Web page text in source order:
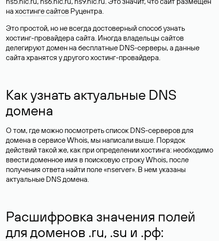
на хостинге сайтов Руцентра.
Это простой, но не всегда достоверный способ узнать
хостинг-провайдера сайта. Иногда владельцы сайтов
делегируют домен на бесплатные DNS-серверы, а данные
сайта хранятся у другого хостинг-провайдера.
Как узнать актуальные DNS
домена
О том, где можно посмотреть список DNS-серверов для
домена в сервисе Whois, мы написали выше. Порядок
действий такой же, как при определении хостинга: необходимо
ввести доменное имя в поисковую строку Whois, после
получения ответа найти поле «nserver». В нем указаны
актуальные DNS домена.
Расшифровка значения полей
для доменов .ru, .su и .рф: